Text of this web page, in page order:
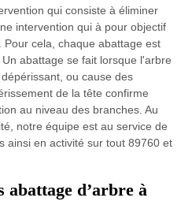
qui consiste à éliminer
intervention qui à pour objectif
Pour cela, chaque abattage est
abattage se fait lorsque l'arbre
ou cause des
de la tête confirme
au niveau des branches. Au
notre équipe est au service de
ainsi en activité sur tout 89760 et
abattage d’arbre à